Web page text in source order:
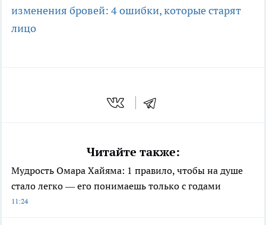
изменения бровей: 4 ошибки, которые старят
лицо
Читайте также:
Мудрость Омара Хайяма: 1 правило, чтобы на душе
стало легко — его понимаешь только с годами
11:24